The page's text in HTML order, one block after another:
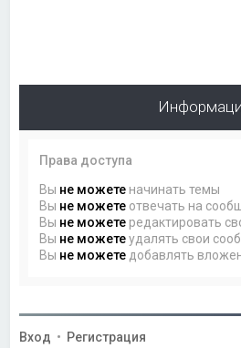
Права доступа
Вы не можете начинать темы
Вы не можете отвечать на
Вы не можете редактировать
Вы не можетеудалять свои
Вы не можете добавлять
Вход • Регистрация